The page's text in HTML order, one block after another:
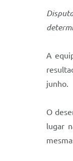
A
junho.
O
lugar